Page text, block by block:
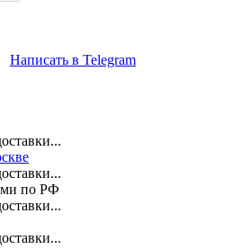
Написать в Telegram
по РФ